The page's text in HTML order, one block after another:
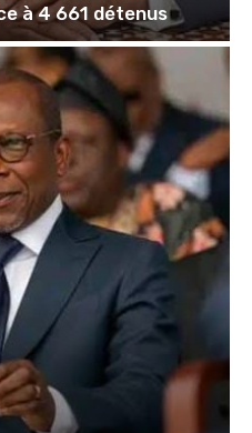
à 4 661 détenus